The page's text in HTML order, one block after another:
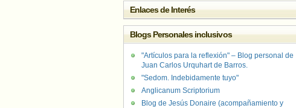
Enlaces de Interés
Blogs Personales inclusivos
"Artículos para la reflexión" – Blog personal de
Juan Carlos Urquhart de Barros.
"Sedom. Indebidamente tuyo"
Anglicanum Scriptorium
Blog de Jesús Donaire (acompañamiento y